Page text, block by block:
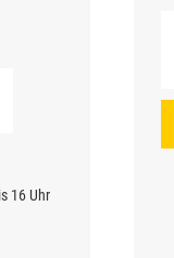
16 Uhr